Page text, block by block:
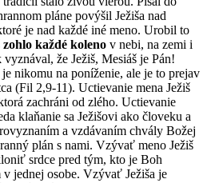
pláne povýšil Ježiša nad
je nad každé iné meno. Urobil to
zohlo každé koleno v nebi, na zemi i
že Ježiš, Mesiáš je Pán!
nikomu na poníženie, ale je to prejav
(Fil 2,9-11). Uctievanie mena Ježiš
zachráni od zlého. Uctievanie
klaňanie sa Ježišovi ako človeku a
a vzdávaním chvály Božej
plán s nami. Vzývať meno Ježiš
srdce pred tým, kto je Boh
jednej osobe. Vzývať Ježiša je